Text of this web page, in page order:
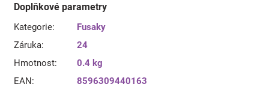
Doplňkové parametry
Kategorie:
Fusaky
Záruka:
24
Hmotnost:
0.4 kg
EAN:
8596309440163